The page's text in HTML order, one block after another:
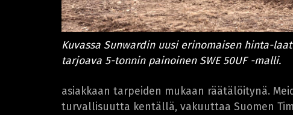
Kuvassa Sunwardin uusi erinomaisen hinta-
tarjoava 5-tonnin painoinen SWE 50UF -malli.
asiakkaan tarpeiden mukaan räätälöitynä.
turvallisuutta kentällä, vakuuttaa Suomen